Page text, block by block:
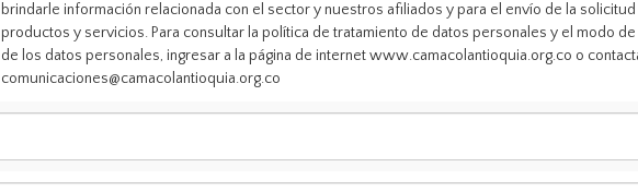
brindarle información relacionada con el sector y nuestros afiliados y para el envío de la
productos y servicios. Para consultar la política de tratamiento de datos personales y el modo
de los datos personales, ingresar a la página de internet www.camacolantioquia.org.co o
comunicaciones@camacolantioquia.org.co